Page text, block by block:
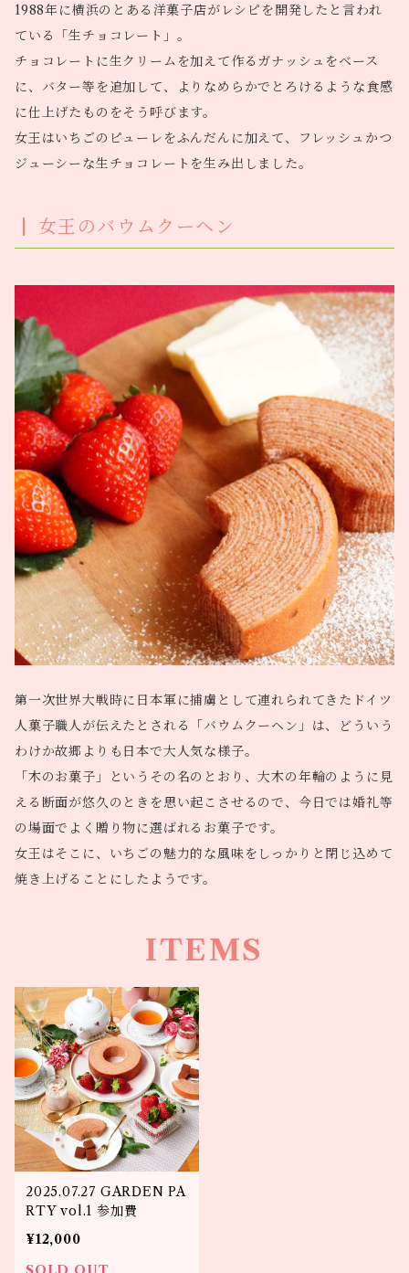
1988年に横浜のとある洋菓子店がレシピを開発したと言われ
ている「生チョコレート」。
チョコレートに生クリームを加えて作るガナッシュをベース
に、バター等を追加して、よりなめらかでとろけるような食感
に仕上げたものをそう呼びます。
女王はいちごのピューレをふんだんに加えて、フレッシュかつ
ジューシーな生チョコレートを生み出しました。
女王のバウムクーヘン
第一次世界大戦時に日本軍に捕虜として連れられてきたドイツ
人菓子職人が伝えたとされる「バウムクーヘン」は、どういう
わけか故郷よりも日本で大人気な様子。
「木のお菓子」というその名のとおり、大木の年輪のように見
える断面が悠久のときを思い起こさせるので、今日では婚礼等
の場面でよく贈り物に選ばれるお菓子です。
女王はそこに、いちごの魅力的な風味をしっかりと閉じ込めて
焼き上げることにしたようです。
ITEMS
2025.07.27 GARDEN PA
RTY vol.1 参加費
¥12,000